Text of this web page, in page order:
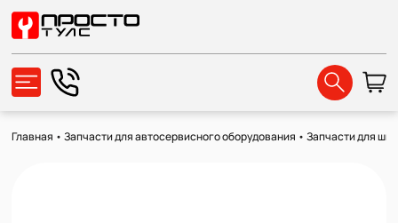
Главная •Запчасти для автосервисного оборудования •Запчасти для